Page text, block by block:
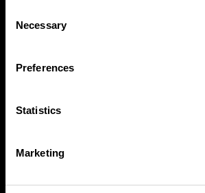
Selection
Necessary
Preferences
Statistics
Marketing
Categorieën zadenbanken
• Mostly Sativa (incl. haze soorten)
per email heeft aangemeld als